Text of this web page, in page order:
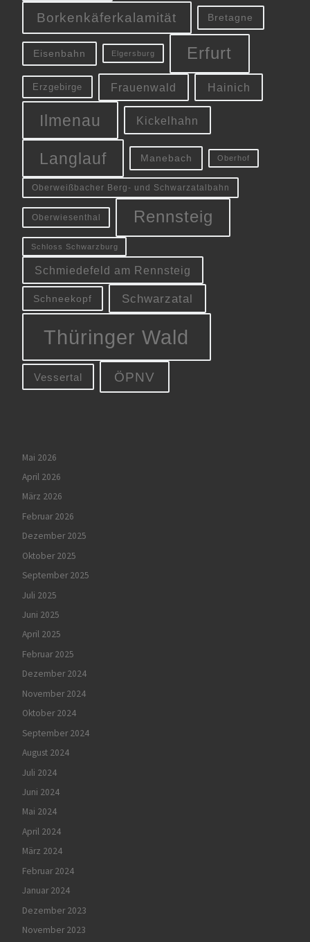
Borkenkäferkalamität Bretagne
Eisenbahn Elgersburg Erfurt
Erzgebirge Frauenwald Hainich
Ilmenau Kickelhahn
Langlauf Manebach Oberhof
Oberweißbacher Berg- und Schwarzatalbahn
Oberwiesenthal Rennsteig
Schloss Schwarzburg
Schmiedefeld am Rennsteig
Schneekopf Schwarzatal
Thüringer Wald
Vessertal ÖPNV
Mai 2026
April 2026
März 2026
Februar 2026
Dezember 2025
Oktober 2025
September 2025
Juli 2025
Juni 2025
April 2025
Februar 2025
Dezember 2024
November 2024
Oktober 2024
September 2024
August 2024
Juli 2024
Juni 2024
Mai 2024
April 2024
März 2024
Februar 2024
Januar 2024
Dezember 2023
November 2023